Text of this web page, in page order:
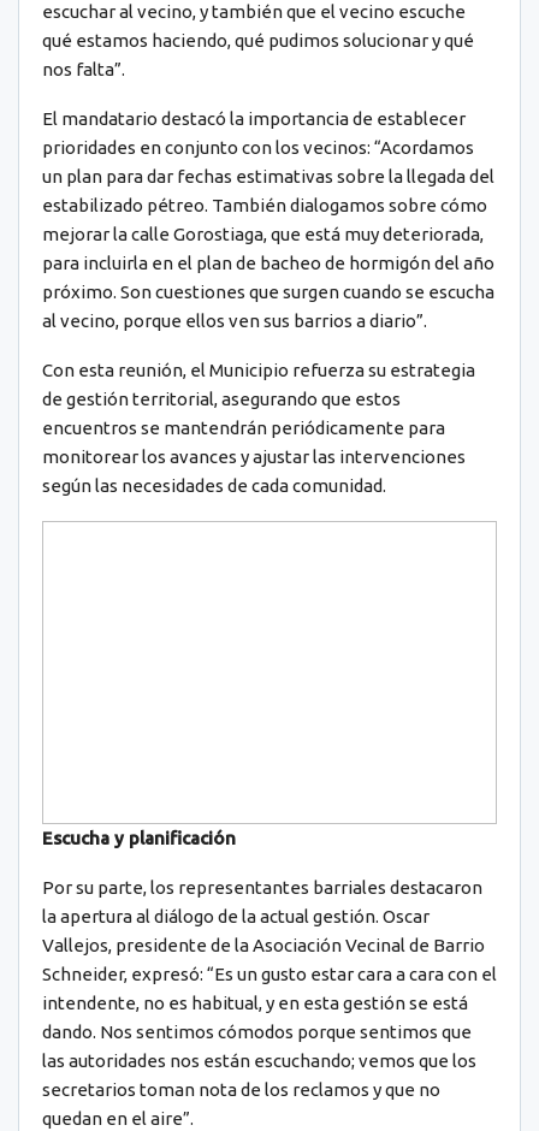
escuchar al vecino, y también que el vecino escuche
qué estamos haciendo, qué pudimos solucionar y qué
nos falta”.
El mandatario destacó la importancia de establecer
prioridades en conjunto con los vecinos: “Acordamos
un plan para dar fechas estimativas sobre la llegada del
estabilizado pétreo. También dialogamos sobre cómo
mejorar la calle Gorostiaga, que está muy deteriorada,
para incluirla en el plan de bacheo de hormigón del año
próximo. Son cuestiones que surgen cuando se escucha
al vecino, porque ellos ven sus barrios a diario”.
Con esta reunión, el Municipio refuerza su estrategia
de gestión territorial, asegurando que estos
encuentros se mantendrán periódicamente para
monitorear los avances y ajustar las intervenciones
según las necesidades de cada comunidad.
Escucha y planificación
Por su parte, los representantes barriales destacaron
la apertura al diálogo de la actual gestión. Oscar
Vallejos, presidente de la Asociación Vecinal de Barrio
Schneider, expresó: “Es un gusto estar cara a cara con el
intendente, no es habitual, y en esta gestión se está
dando. Nos sentimos cómodos porque sentimos que
las autoridades nos están escuchando; vemos que los
secretarios toman nota de los reclamos y que no
quedan en el aire”.